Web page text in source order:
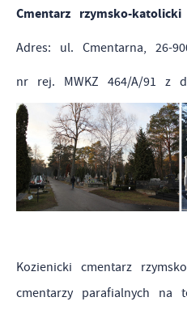
Cmentarz rzymsko-
Adres: ul. Cmentarna, 26-
nr rej. MWKZ 464/A/91 z
Kozienicki cmentarz
cmentarzy parafialnych na